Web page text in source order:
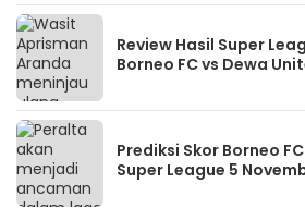
Review Hasil Super
Borneo FC vs Dewa
Prediksi Skor Borneo
Super League 5